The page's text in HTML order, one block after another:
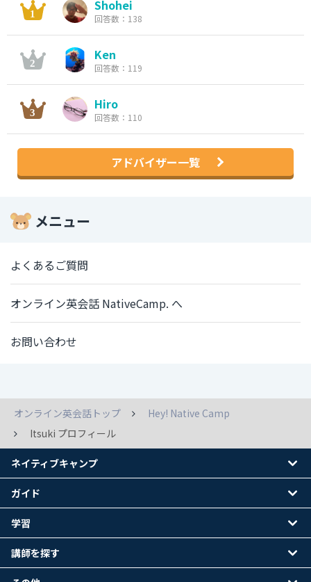
Shohei
回答数：138
Ken
回答数：119
Hiro
回答数：110
アドバイザー一覧
メニュー
よくあるご質問
オンライン英会話 NativeCamp. へ
お問い合わせ
オンライン英会話トップ
Hey! Native Camp
Itsuki プロフィール
ネイティブキャンプ
ガイド
学習
講師を探す